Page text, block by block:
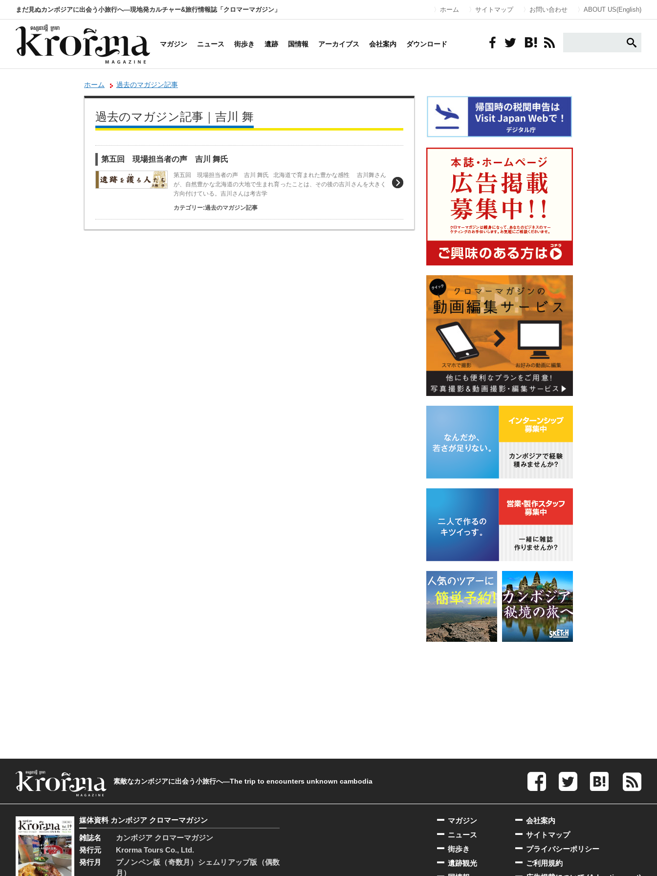
まだ見ぬカンボジアに出会う小旅行へ―現地発カルチャー&旅行情報誌「クロマーマガジン」 ホーム サイトマップ お問い合わせ ABOUT US(English)
マガジン ニュース 街歩き 遺跡 国情報 アーカイブス 会社案内 ダウンロード
ホーム 過去のマガジン記事
過去のマガジン記事｜吉川 舞
第五回 現場担当者の声 吉川 舞氏
第五回 現場担当者の声 吉川 舞氏 北海道で育まれた豊かな感性 吉川舞さん
が、自然豊かな北海道の大地で生まれ育ったことは、その後の吉川さんを大きく
方向付けている。吉川さんは考古学
カテゴリー:過去のマガジン記事
素敵なカンボジアに出会う小旅行へ―The trip to encounters unknown cambodia
媒体資料 カンボジア クロマーマガジン
雑誌名
カンボジア クロマーマガジン
発行元
Krorma Tours Co., Ltd.
発行月
プノンペン版（奇数月）シェムリアップ版（偶数
月）
会社案内
サイトマップ
プライバシーポリシー
ご利用規約
マガジン
ニュース
街歩き
遺跡観光